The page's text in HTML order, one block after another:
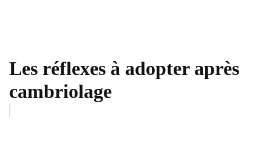
Les réflexes à adopter après
cambriolage